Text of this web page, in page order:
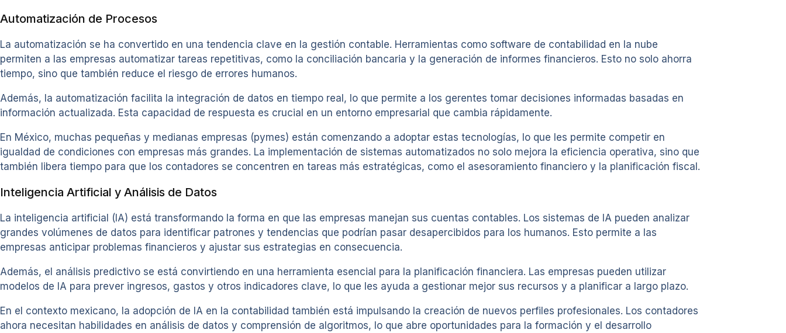
Automatización de Procesos
La automatización se ha convertido en una tendencia clave en la gestión contable. Herramientas como software de contabilidad en la nube
permiten a las empresas automatizar tareas repetitivas, como la conciliación bancaria y la generación de informes financieros. Esto no solo ahorra
tiempo, sino que también reduce el riesgo de errores humanos.
Además, la automatización facilita la integración de datos en tiempo real, lo que permite a los gerentes tomar decisiones informadas basadas en
información actualizada. Esta capacidad de respuesta es crucial en un entorno empresarial que cambia rápidamente.
En México, muchas pequeñas y medianas empresas (pymes) están comenzando a adoptar estas tecnologías, lo que les permite competir en
igualdad de condiciones con empresas más grandes. La implementación de sistemas automatizados no solo mejora la eficiencia operativa, sino que
también libera tiempo para que los contadores se concentren en tareas más estratégicas, como el asesoramiento financiero y la planificación fiscal.
Inteligencia Artificial y Análisis de Datos
La inteligencia artificial (IA) está transformando la forma en que las empresas manejan sus cuentas contables. Los sistemas de IA pueden analizar
grandes volúmenes de datos para identificar patrones y tendencias que podrían pasar desapercibidos para los humanos. Esto permite a las
empresas anticipar problemas financieros y ajustar sus estrategias en consecuencia.
Además, el análisis predictivo se está convirtiendo en una herramienta esencial para la planificación financiera. Las empresas pueden utilizar
modelos de IA para prever ingresos, gastos y otros indicadores clave, lo que les ayuda a gestionar mejor sus recursos y a planificar a largo plazo.
En el contexto mexicano, la adopción de IA en la contabilidad también está impulsando la creación de nuevos perfiles profesionales. Los contadores
ahora necesitan habilidades en análisis de datos y comprensión de algoritmos, lo que abre oportunidades para la formación y el desarrollo